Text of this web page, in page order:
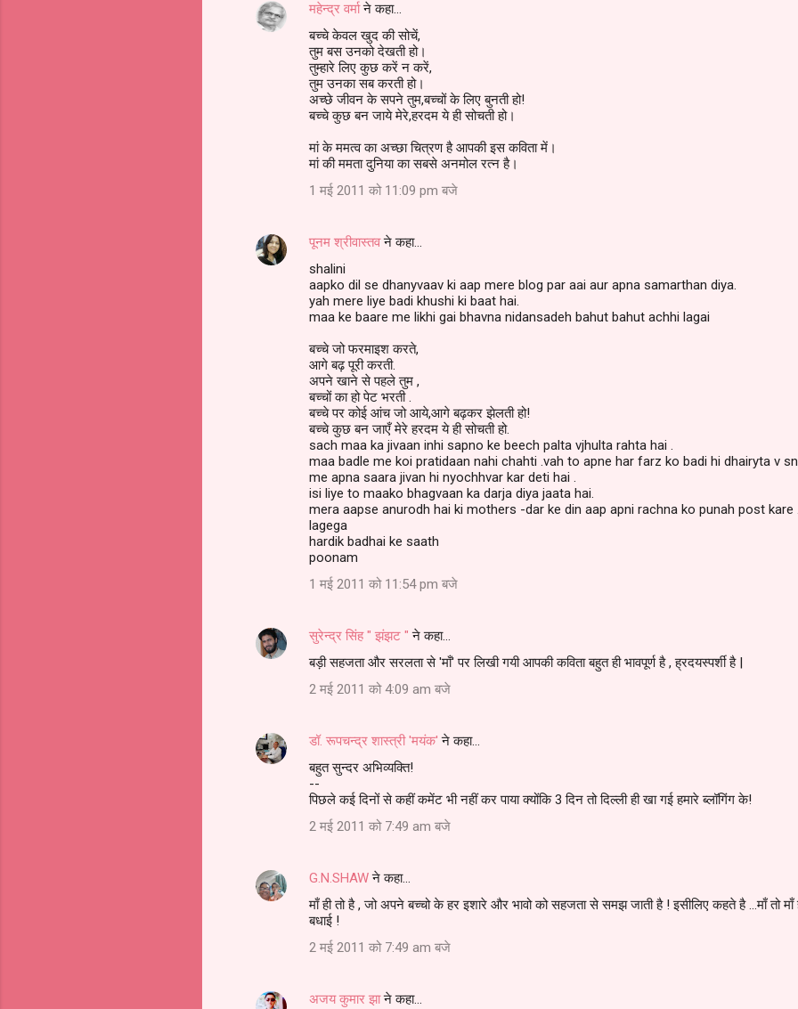
महेन्‍द्र वर्माने कहा…
बच्चे केवल खुद की सोचें,
तुम बस उनको देखती हो।
तुम्हारे लिए कुछ करें न करें,
तुम उनका सब करती हो।
अच्छे जीवन के सपने तुम,बच्चों के लिए बुनती हो!
बच्चे कुछ बन जाये मेरे,हरदम ये ही सोचती हो।
मां के ममत्व का अच्छा चित्रण है आपकी इस कविता में।
मां की ममता दुनिया का सबसे अनमोल रत्न है।
1 मई 2011 को 11:09 pm बजे
पूनम श्रीवास्तवने कहा…
shalini
aapko dil se dhanyvaav ki aap mere blog par aai aur apna samarthan diya.
yah mere liye badi khushi ki baat hai.
maa ke baare me likhi gai bhavna nidansadeh bahut bahut achhi lagai
बच्चे जो फरमाइश करते,
आगे बढ़ पूरी करती.
अपने खाने से पहले तुम ,
बच्चों का हो पेट भरती .
बच्चे पर कोई आंच जो आये,आगे बढ़कर झेलती हो!
बच्चे कुछ बन जाएँ मेरे हरदम ये ही सोचती हो.
sach maa ka jivaan inhi sapno ke beech palta vjhulta rahta hai .
maa badle me koi pratidaan nahi chahti .vah to apne har farz ko badi hi dhairyta v
me apna saara jivan hi nyochhvar kar deti hai .
isi liye to maako bhagvaan ka darja diya jaata hai.
mera aapse anurodh hai ki mothers -dar ke din aap apni rachna ko punah post
lagega
hardik badhai ke saath
poonam
1 मई 2011 को 11:54 pm बजे
सुरेन्द्र सिंह " झंझट " ने कहा…
बड़ी सहजता और सरलता से 'माँ' पर लिखी गयी आपकी कविता बहुत ही भावपूर्ण है , ह्रदयस्पर्शी है |
2 मई 2011 को 4:09 am बजे
डॉ. रूपचन्द्र शास्त्री 'मयंक' ने कहा…
बहुत सुन्दर अभिव्यक्ति!
--
पिछले कई दिनों से कहीं कमेंट भी नहीं कर पाया क्योंकि 3 दिन तो दिल्ली ही खा गई हमारे ब्लॉगिंग के!
2 मई 2011 को 7:49 am बजे
G.N.SHAWने कहा…
माँ ही तो है , जो अपने बच्चो के हर इशारे और भावो को सहजता से समझ जाती है ! इसीलिए कहते है ...माँ तो माँ
बधाई !
2 मई 2011 को 7:49 am बजे
अजय कुमार झाने कहा…